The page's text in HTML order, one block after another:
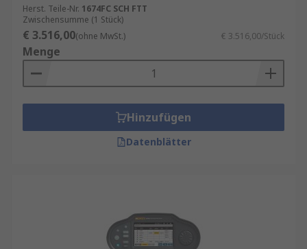
Herst. Teile-Nr. 1674FC SCH FTT
Zwischensumme (1 Stück)
€ 3.516,00(ohne MwSt.) € 3.516,00/Stück
Menge
Hinzufügen
Datenblätter